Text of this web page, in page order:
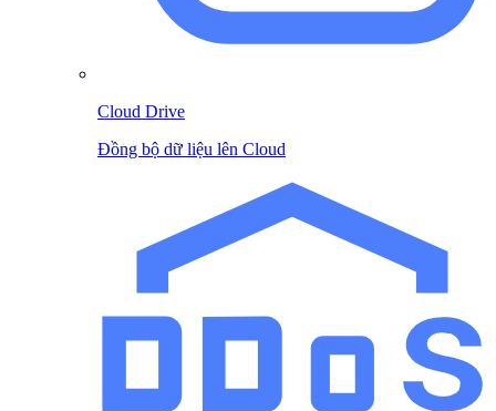
Cloud Drive
Đồng bộ dữ liệu lên Cloud